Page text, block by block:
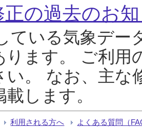
正の過去のお
ている気象デー
ります。 ご利用
い。 なお、主な
します。
利用される方へ よくある質問（